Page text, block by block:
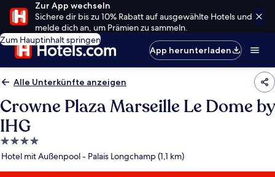
Zur App wechseln
Sichere dir bis zu 10% Rabatt auf ausgewählte Hotels und
melde dich an, um Prämien zu sammeln.
Zum Hauptinhalt springen
App herunterladen
Alle Unterkünfte anzeigen
Crowne Plaza Marseille Le Dome by
IHG
4.0-
Sterne-
Hotel mit Außenpool - Palais Longchamp (1,1 km)